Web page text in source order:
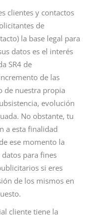
clientes y contactos
de
la base legal para
datos es el interés
SR4 de
de las
de nuestra propia
evolución
No obstante, tu
a esta finalidad
ese momento la
para fines
si eres
de los mismos en
cliente tiene la